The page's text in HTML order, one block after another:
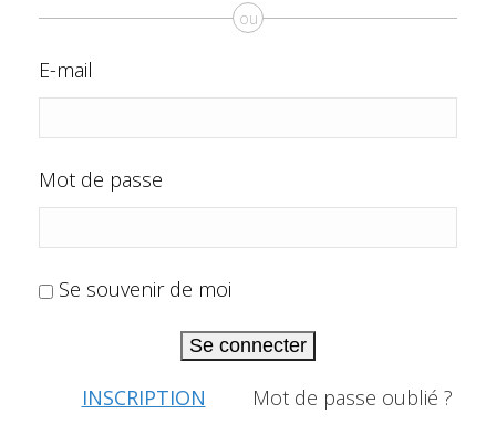
ou
E-mail
Mot de passe
Se souvenir de moi
Se connecter
INSCRIPTION Mot de passe oublié ?